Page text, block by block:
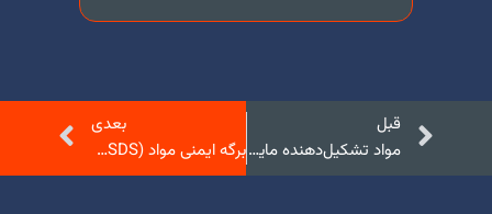
قبل
مواد تشکیل‌دهنده مایع ظرفشویی و نقش آن‌ها
بعدی
برگه ایمنی مواد (MSDS/SDS): راهنمایی جامع برای ایمنی شیمیایی